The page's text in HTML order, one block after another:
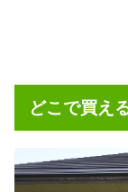
どこで買え